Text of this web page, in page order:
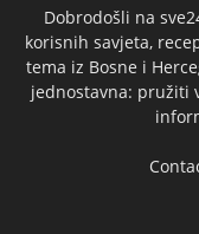
Dobrodošli na
korisnih savjeta,
tema iz Bosne i
jednostavna: pružiti